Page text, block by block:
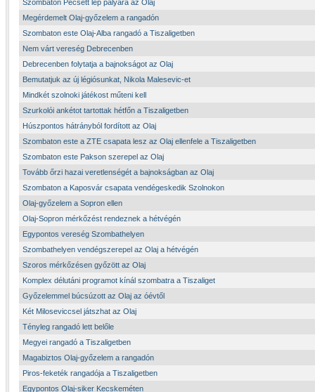
Szombaton Pécsett lép pályára az Olaj
Megérdemelt Olaj-győzelem a rangadón
Szombaton este Olaj-Alba rangadó a Tiszaligetben
Nem várt vereség Debrecenben
Debrecenben folytatja a bajnokságot az Olaj
Bemutatjuk az új légiósunkat, Nikola Malesevic-et
Mindkét szolnoki játékost műteni kell
Szurkolói ankétot tartottak hétfőn a Tiszaligetben
Húszpontos hátrányból fordított az Olaj
Szombaton este a ZTE csapata lesz az Olaj ellenfele a Tiszaligetben
Szombaton este Pakson szerepel az Olaj
Tovább őrzi hazai veretlenségét a bajnokságban az Olaj
Szombaton a Kaposvár csapata vendégeskedik Szolnokon
Olaj-győzelem a Sopron ellen
Olaj-Sopron mérkőzést rendeznek a hétvégén
Egypontos vereség Szombathelyen
Szombathelyen vendégszerepel az Olaj a hétvégén
Szoros mérkőzésen győzött az Olaj
Komplex délutáni programot kínál szombatra a Tiszaliget
Győzelemmel búcsúzott az Olaj az óévtől
Két Miloseviccsel játszhat az Olaj
Tényleg rangadó lett belőle
Megyei rangadó a Tiszaligetben
Magabiztos Olaj-győzelem a rangadón
Piros-feketék rangadója a Tiszaligetben
Egypontos Olaj-siker Kecskeméten